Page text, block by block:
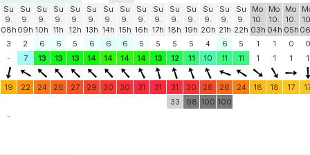
Su
9.
08h
Su
9.
09h
Su
9.
10h
Su
9.
11h
Su
9.
12h
Su
9.
13h
Su
9.
14h
Su
9.
15h
Su
9.
16h
Su
9.
17h
Su
9.
18h
Su
9.
19h
Su
9.
20h
Su
9.
21h
Su
9.
22h
Mo
10.
03h
Mo
10.
04h
Mo
10.
05h
3
2 6 6 5 6 6 6 5 5 5 5 4 6 5 1 1 0
0
-
7 13 13 13 14 14 14 14 13 12 11 10 11 11 1 1 1 1
19 22 24 26 27 29 30 30 31 31 31 30 28 26 24 18 18 17
33
98 100 100
-